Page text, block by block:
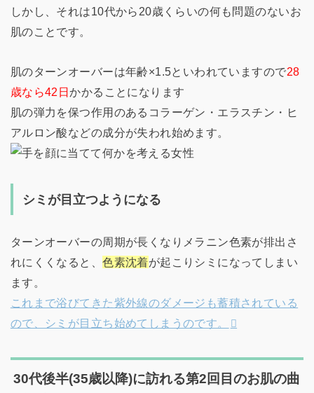
しかし、それは10代から20歳くらいの何も問題のないお
肌のことです。
肌のターンオーバーは年齢×1.5といわれていますので28
歳なら42日かかることになります
肌の弾力を保つ作用のあるコラーゲン・エラスチン・ヒ
アルロン酸などの成分が失われ始めます。
シミが目立つようになる
ターンオーバーの周期が長くなりメラニン色素が排出さ
れにくくなると、色素沈着が起こりシミになってしまい
ます。
これまで浴びてきた紫外線のダメージも蓄積されている
ので、シミが目立ち始めてしまうのです。
30代後半(35歳以降)に訪れる第2回目のお肌の曲